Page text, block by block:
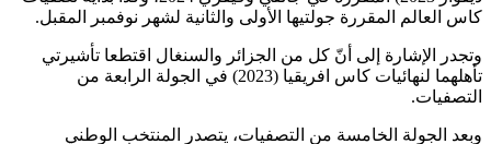
كاس العالم المقررة جولتيها الأولى والثانية لشهر نوفمبر المقبل.
وتجدر الإشارة إلى أنّ كل من الجزائر والسنغال اقتطعا تأشيرتي
تأهلهما لنهائيات كاس افريقيا (2023) في الجولة الرابعة من
التصفيات.
وبعد الجولة الخامسة من التصفيات، يتصدر المنتخب الوطني